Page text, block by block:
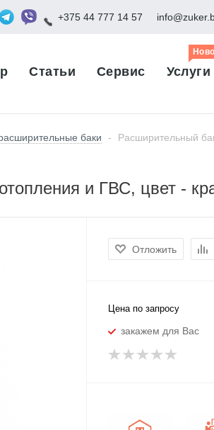
+375 44 777 14 57
Статьи Сервис Услуги
баки -
Расширительный
и ГВС, цвет -
Отложить
Цена по запросу
закажем для Вас